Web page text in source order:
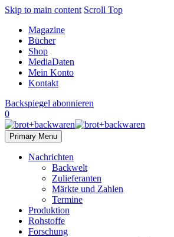
Skip to main content Scroll Top
Magazine
Bücher
Shop
MediaDaten
Mein Konto
Kontakt
Backspiegel abonnieren
0
Primary Menu
Nachrichten
Backwelt
Zulieferanten
Märkte und Zahlen
Termine
Produktion
Rohstoffe
Forschung